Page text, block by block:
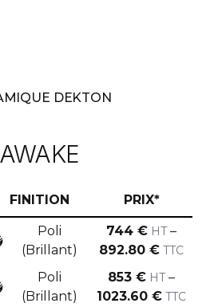
DEKTON
AWAKE
FINITION PRIX*
Poli
(Brillant)
744 € HT –
892.80 € TTC
Poli
(Brillant)
853 € HT –
1023.60 € TTC